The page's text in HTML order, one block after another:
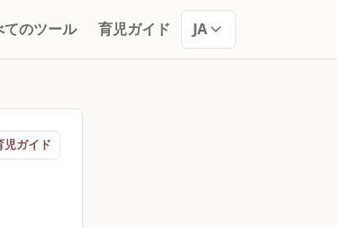
てのツール 育児ガイド JA
児ガイド